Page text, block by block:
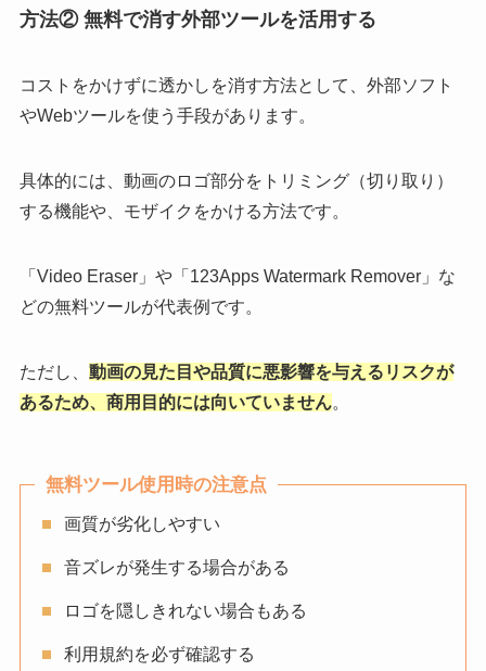
方法② 無料で消す外部ツールを活用する
コストをかけずに透かしを消す方法として、外部ソフト
やWebツールを使う手段があります。
具体的には、動画のロゴ部分をトリミング（切り取り）
する機能や、モザイクをかける方法です。
「Video Eraser」や「123Apps Watermark Remover」な
どの無料ツールが代表例です。
ただし、 動画の見た目や品質に悪影響を与えるリスクが
あるため、商用目的には向いていません。
無料ツール使用時の注意点
画質が劣化しやすい
音ズレが発生する場合がある
ロゴを隠しきれない場合もある
利用規約を必ず確認する